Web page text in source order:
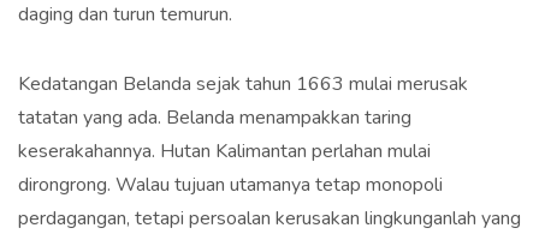
daging dan turun temurun.
Kedatangan Belanda sejak tahun 1663 mulai merusak
tatatan yang ada. Belanda menampakkan taring
keserakahannya. Hutan Kalimantan perlahan mulai
dirongrong. Walau tujuan utamanya tetap monopoli
perdagangan, tetapi persoalan kerusakan lingkunganlah yang